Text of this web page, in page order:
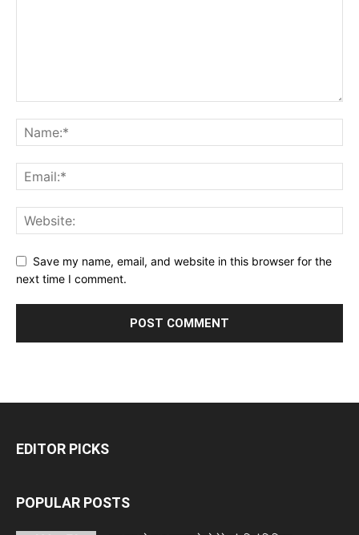
Save my name, email, and website in this browser for the
next time I comment.
EDITOR PICKS
POPULAR POSTS